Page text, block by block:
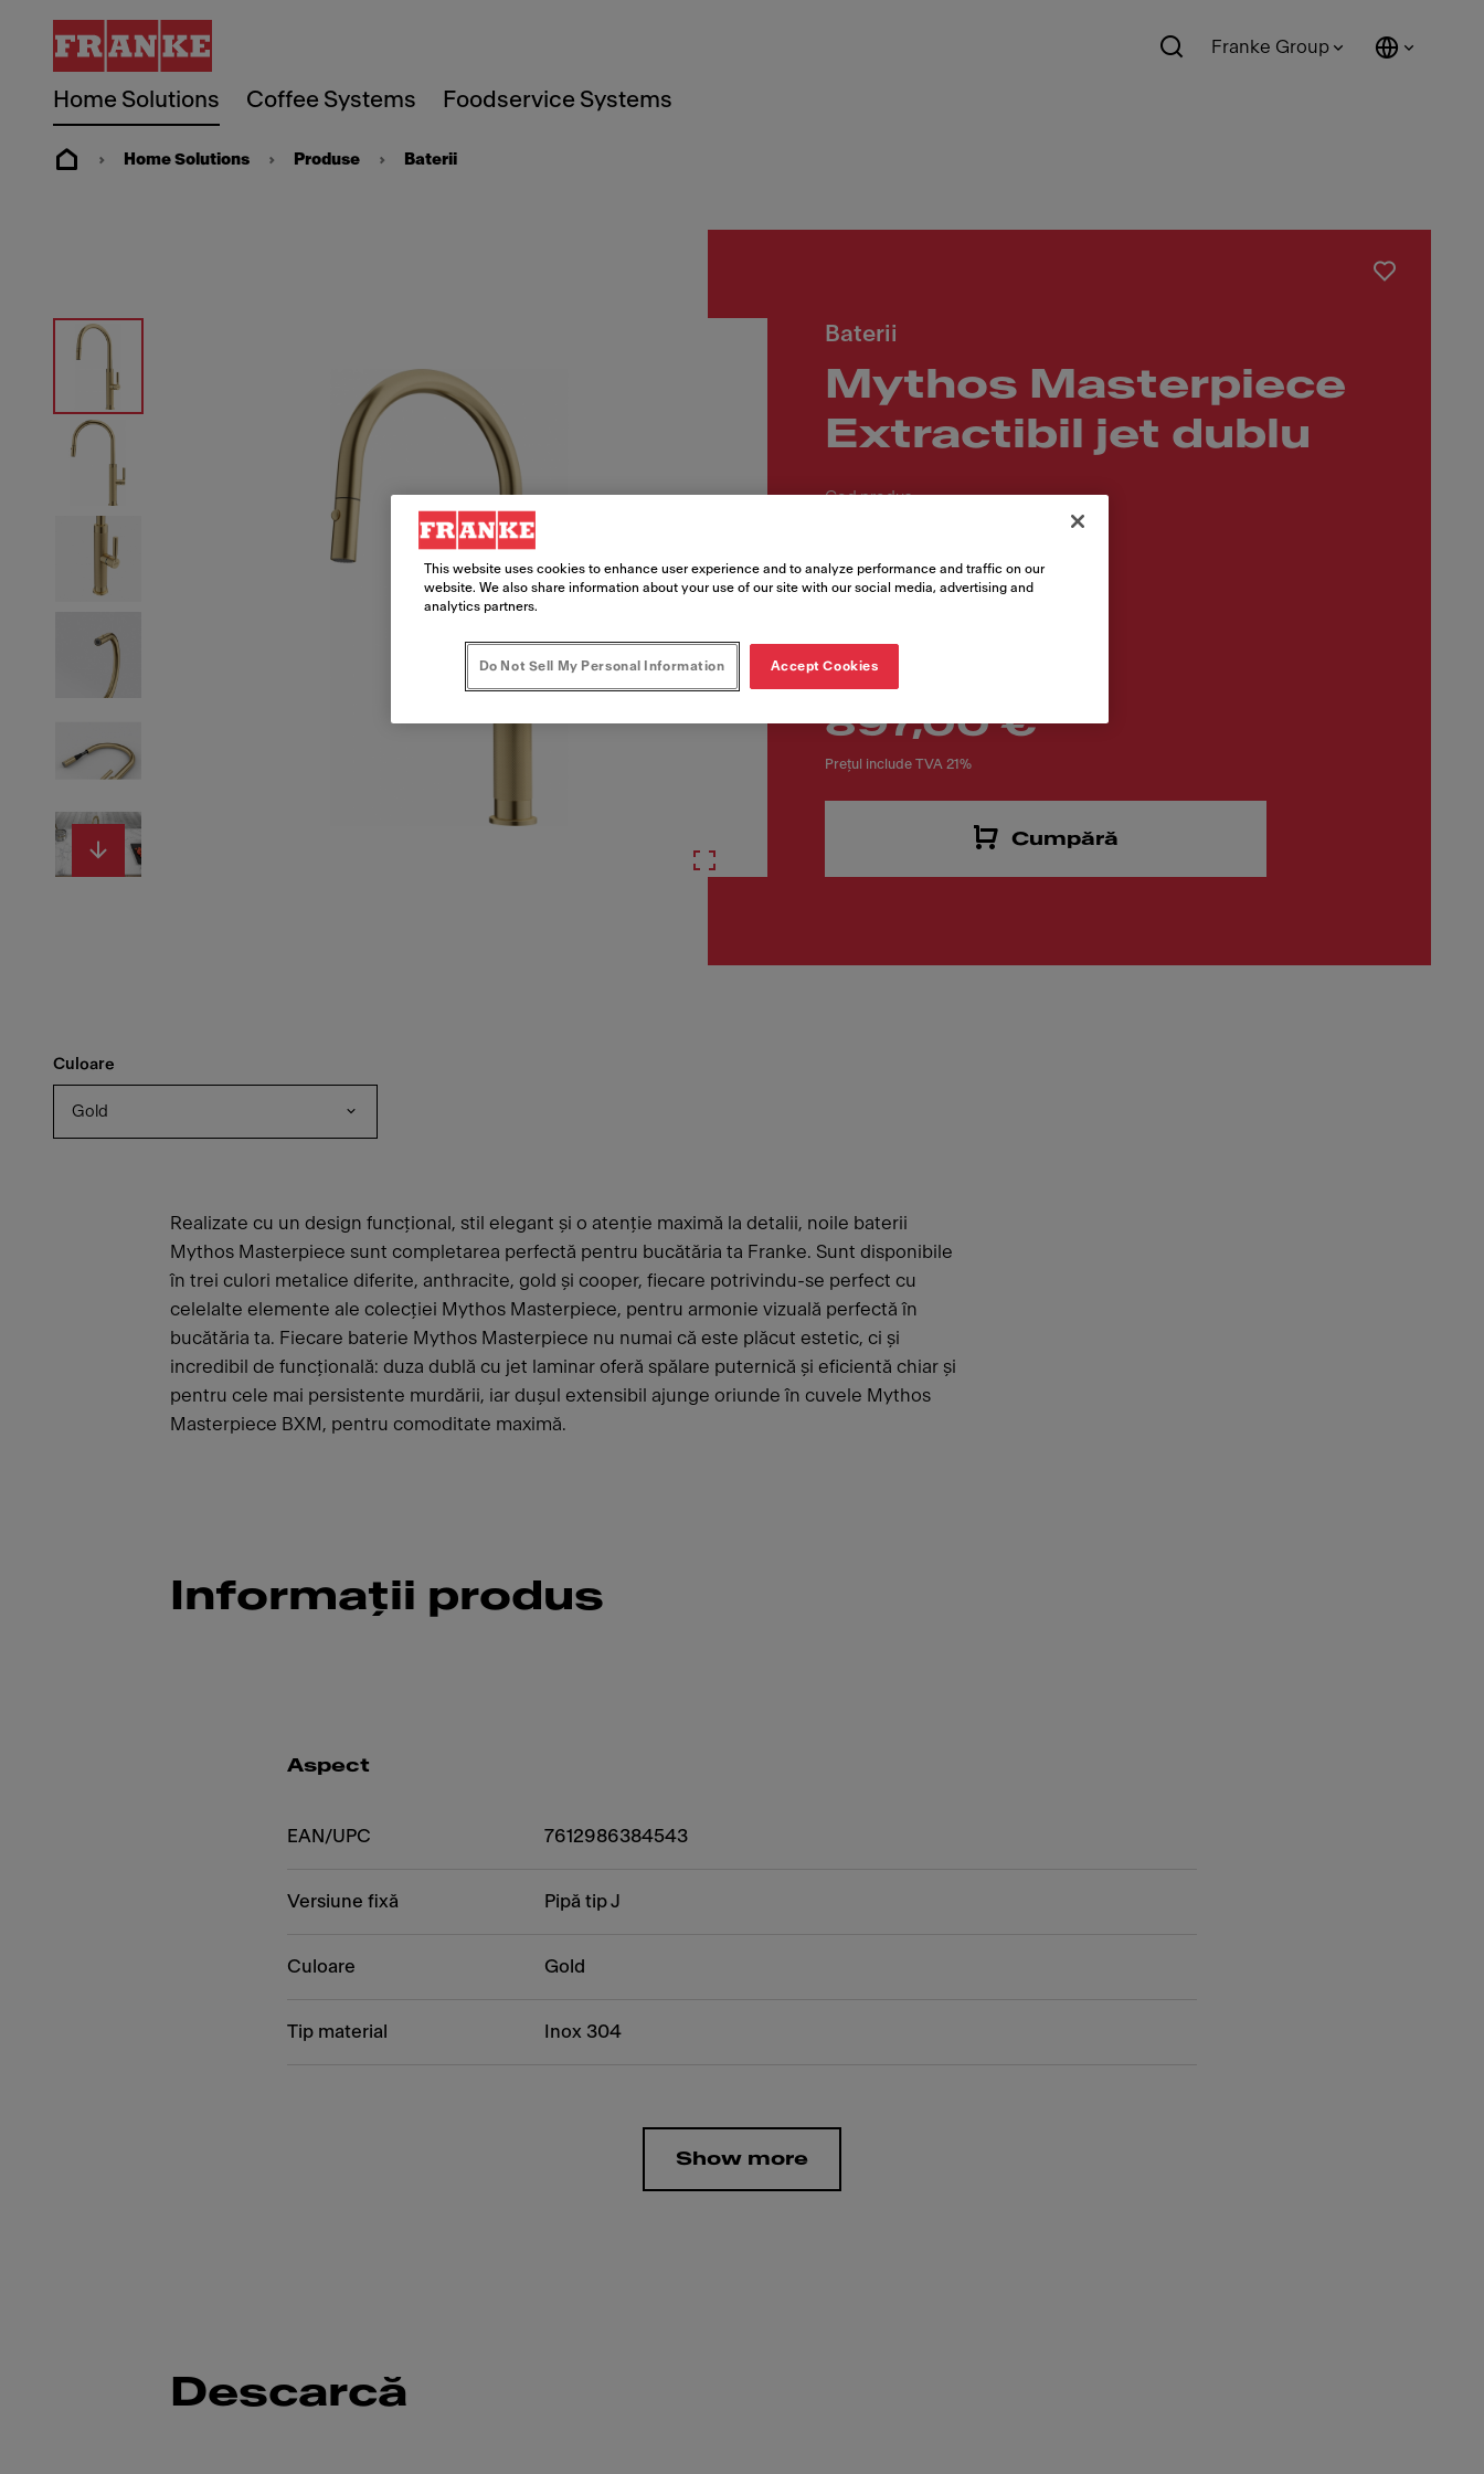
Home Solutions Coffee Systems Foodservice Systems
Franke Group
Home Solutions Produse Baterii
Baterii
Mythos Masterpiece
Extractibil jet dublu
Cod produs
897,00 €
Prețul include TVA 21%
Cumpără
Culoare
Gold
Realizate cu un design funcțional, stil elegant și o atenție maximă la detalii, noile baterii
Mythos Masterpiece sunt completarea perfectă pentru bucătăria ta Franke. Sunt disponibile
în trei culori metalice diferite, anthracite, gold și cooper, fiecare potrivindu-se perfect cu
celelalte elemente ale colecției Mythos Masterpiece, pentru armonie vizuală perfectă în
bucătăria ta. Fiecare baterie Mythos Masterpiece nu numai că este plăcut estetic, ci și
incredibil de funcțională: duza dublă cu jet laminar oferă spălare puternică și eficientă chiar și
pentru cele mai persistente murdării, iar dușul extensibil ajunge oriunde în cuvele Mythos
Masterpiece BXM, pentru comoditate maximă.
Informații produs
Aspect
EAN/UPC 7612986384543
Versiune fixă Pipă tip J
Culoare Gold
Tip material Inox 304
Show more
Descarcă
This website uses cookies to enhance user experience and to analyze performance and traffic on our
website. We also share information about your use of our site with our social media, advertising and
analytics partners.
Do Not Sell My Personal Information Accept Cookies